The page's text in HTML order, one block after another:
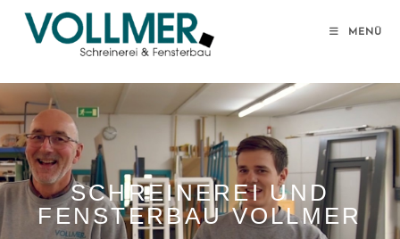
MENÜ
SCHREINEREI UND
FENSTERBAU VOLLMER